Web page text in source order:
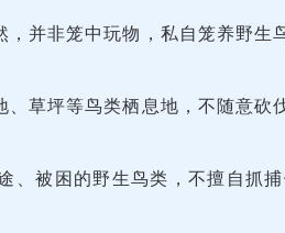
，并非笼中玩物，私自笼养野生
、草坪等鸟类栖息地，不随意砍
、被困的野生鸟类，不擅自抓